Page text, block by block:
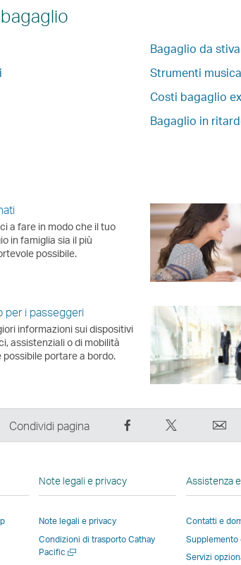
Bagaglio da stiva
Strumenti
Costi bagaglio
Bagaglio in
a fare in modo che il tuo
in famiglia sia il più
possibile.
per i passeggeri
informazioni sui dispositivi
assistenziali o di mobilità
possibile portare a bordo.
Condividi pagina
Condividi
su
apre
Condividi
su
si
apre
in
Il
Note legali e privacy
Note legali e privacy
Condizioni di trasporto Cathay
PacificApri
Assistenza
Contatti e
Supplemento
Servizi